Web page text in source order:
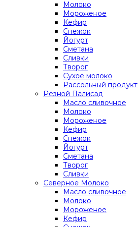
Молоко
Мороженое
Кефир
Снежок
Йогурт
Сметана
Сливки
Творог
Сухое молоко
Рассольный продукт
Резной Палисад
Масло сливочное
Молоко
Мороженое
Кефир
Снежок
Йогурт
Сметана
Творог
Сливки
Северное Молоко
Масло сливочное
Молоко
Мороженое
Кефир